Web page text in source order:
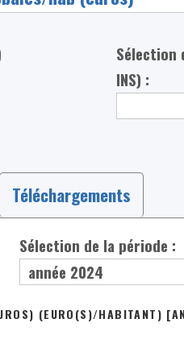
Sélection
INS) :
Téléchargements
Sélection de la période :
(EURO(S)/HABITANT)